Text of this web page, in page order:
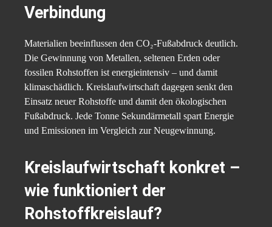
Verbindung
Materialien beeinflussen den CO₂-Fußabdruck deutlich.
Die Gewinnung von Metallen, seltenen Erden oder
fossilen Rohstoffen ist energieintensiv – und damit
klimaschädlich. Kreislaufwirtschaft dagegen senkt den
Einsatz neuer Rohstoffe und damit den ökologischen
Fußabdruck. Jede Tonne Sekundärmetall spart Energie
und Emissionen im Vergleich zur Neugewinnung.
Kreislaufwirtschaft konkret –
wie funktioniert der
Rohstoffkreislauf?